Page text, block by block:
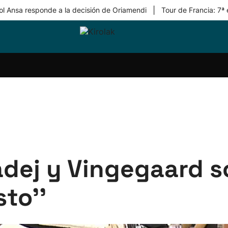
Ansa responde a la decisión de Oriamendi Tour de Francia: 7ª
Equipos
y Vingegaard